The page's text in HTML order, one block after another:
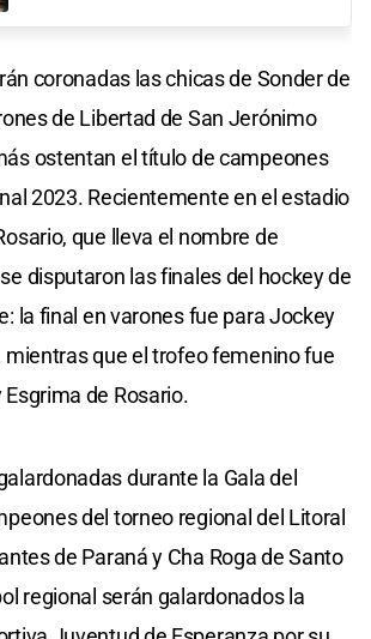
coronadas las chicas de Sonder de
de Libertad de San Jerónimo
ostentan el título de campeones
2023. Recientemente en el estadio
que lleva el nombre de
disputaron las finales del hockey de
la final en varones fue para Jockey
mientras que el trofeo femenino fue
de Rosario.
durante la Gala del
del torneo regional del Litoral
de Paraná y Cha Roga de Santo
regional serán galardonados la